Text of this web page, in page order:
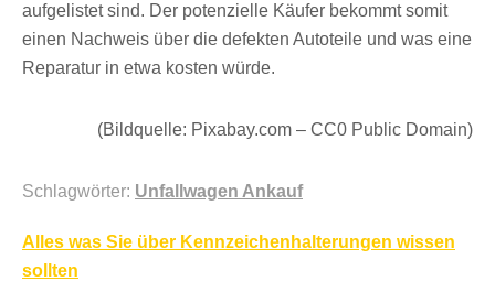
aufgelistet sind. Der potenzielle Käufer bekommt somit
einen Nachweis über die defekten Autoteile und was eine
Reparatur in etwa kosten würde.
(Bildquelle: Pixabay.com – CC0 Public Domain)
Schlagwörter: Unfallwagen Ankauf
Beitragsnavigation
Alles was Sie über Kennzeichenhalterungen wissen
sollten